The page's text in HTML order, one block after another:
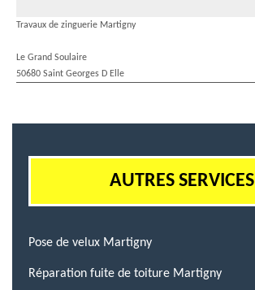
Travaux de zinguerie Martigny
Le Grand Soulaire
50680 Saint Georges D Elle
AUTRES SERVICES
Pose de velux Martigny
Réparation fuite de toiture Martigny